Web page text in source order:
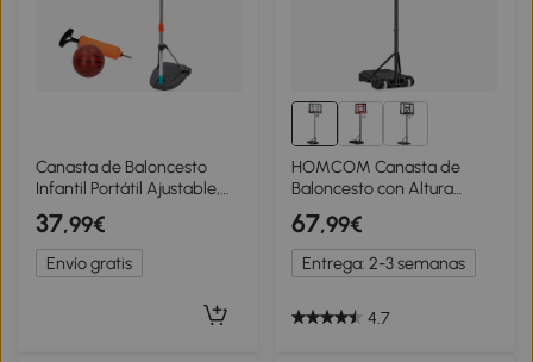
Canasta de Baloncesto
Infantil Portátil Ajustable,
46,5x40x165 Cm, Negro
37,99€
Envío gratis
HOMCOM Canasta de
Baloncesto con Altura
Ajustable 206-260 cm Aro
de Baloncesto con Ruedas
y Base Rellenable Negro
67,99€
Entrega: 2-3 semanas
4.7